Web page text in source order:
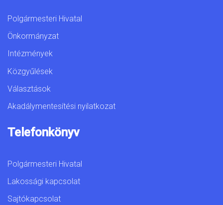
Polgármesteri Hivatal
Önkormányzat
Intézmények
Közgyűlések
Választások
Akadálymentesítési nyilatkozat
Telefonkönyv
Polgármesteri Hivatal
Lakossági kapcsolat
Sajtókapcsolat